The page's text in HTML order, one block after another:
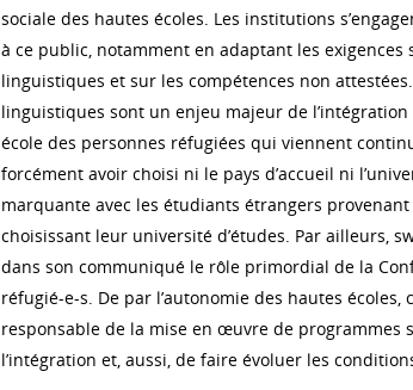
sociale des hautes écoles. Les institutions
à ce public, notamment en adaptant les exigences
linguistiques et sur les compétences non
linguistiques sont un enjeu majeur de
école des personnes réfugiées qui viennent
forcément avoir choisi ni le pays d’accueil ni
marquante avec les étudiants étrangers
choisissant leur université d’études. Par ailleurs,
dans son communiqué le rôle primordial de la
réfugié-e-s. De par l’autonomie des hautes écoles,
responsable de la mise en œuvre de programmes
l’intégration et, aussi, de faire évoluer les